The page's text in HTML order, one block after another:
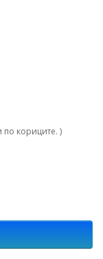
по кориците. )